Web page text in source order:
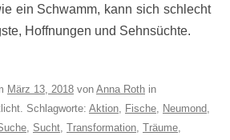
ein Schwamm, kann sich schlecht
Hoffnungen und Sehnsüchte.
März 13, 2018 von Anna Roth in
Schlagworte: Aktion, Fische, Neumond,
, Sucht, Transformation, Träume,